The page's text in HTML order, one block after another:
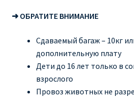
➜ ОБРАТИТЕ ВНИМАНИЕ
Сдаваемый багаж – 10кг
дополнительную плату
Дети до 16 лет только в
взрослого
Провоз животных не